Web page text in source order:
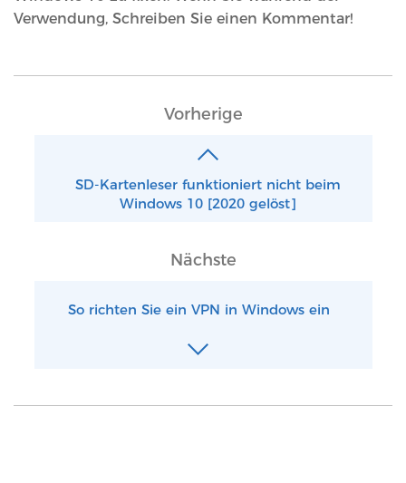
Verwendung, Schreiben Sie einen Kommentar!
Vorherige
SD-Kartenleser funktioniert nicht beim
Windows 10 [2020 gelöst]
Nächste
So richten Sie ein VPN in Windows ein